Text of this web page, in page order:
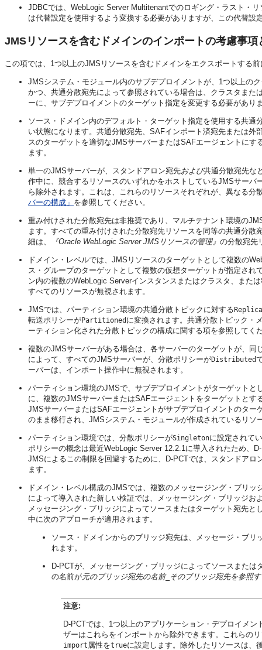
JDBCでは、WebLogic Server Multitenantでのロギング・ラスト・
は代替設定を使用するよう変換する必要がありますが、この代替設
JMSリソースを含むドメインのインポートの考慮事項
この項では、1つ以上のJMSリソースを含むドメインをエクスポートする
JMSシステム・モジュール内のサブデプロイメントが、1つ以上の
かつ、共通分散宛先によって参照されている場合は、クラスタま
ーに、サブデプロイメントのターゲット指定を変更する必要があり
ソース・ドメイン内のデフォルト・ターゲット指定を使用する共
い状態になります。共通分散宛先、SAFインポート済宛先または
スのターゲットを適切なJMSサーバーまたはSAFエージェントに
ます。
単一のJMSサーバーが、スタンドアロン宛先および共通分散宛先な
作中に、競合するリソースのいずれかをホストしているJMSサー
ら除外されます。これは、これらのリソースそれぞれが、異なる
バーの構成」 を参照してください。
重み付けされた分散宛先は非推奨であり、マルチテナント環境の
ます。すべての重み付けされた分散宛先リソースを同等の共通分
細は、
『Oracle WebLogic Server JMSリソースの管理』 の分散宛先
ドメイン・レベルでは、JMSリソースのターゲットとして複数の
ス・グループのターゲットとして複数の仮想ターゲットが指定さ
ン内の複数のWebLogic Serverインスタンスまたはクラスタ、また
すべてのリソースが無視されます。
JMSでは、パーティション環境の共通分散トピックに対する
転送ポリシーがPartitioned に変換されます。共通分散トピック・
ーティション化された分散トピックの構成に関する項を参照してく
複数のJMSサーバーがある場合は、各サーバーのターゲットが、
によって、すべてのJMSサーバーが、分散ポリシーがDistributed
ーバーは、インポート操作中に無視されます。
パーティション環境のJMSで、サブデプロイメントがターゲット
に、複数のJMSサーバーまたはSAFエージェントをターゲットと
JMSサーバーまたはSAFエージェントがサブデプロイメントのタ
のまま移行され、JMSシステム・モジュールが作成されているリソ
パーティション環境では、分散ポリシーがSingletonに設定されて
ポリシーの概念は最近WebLogic Server 12.2.1に導入されたため、
JMSによるこの制限を回避するために、D-PCTでは、スタンドア
ます。
ドメイン・レベル構成のJMSでは、複数のメッセージング・ブリ
によって導入された新しい検証では、メッセージング・ブリッジ
メッセージング・ブリッジによってソースまたはターゲット宛先
中に次のアプローチが適用されます。
ソース・ドメインからのブリッジ宛先は、メッセージ・ブ
れます。
D-PCTが、メッセージング・ブリッジによってソースまた
の名前が元のブリッジ宛先の名前_ そのブリッジ宛先を参照
注意:
D-PCTでは、1つ以上のアプリケーション・デプロイメ
ザーはこれらをインポートから除外できます。これらの
import属性をtrueに設定します。除外したリソースは、